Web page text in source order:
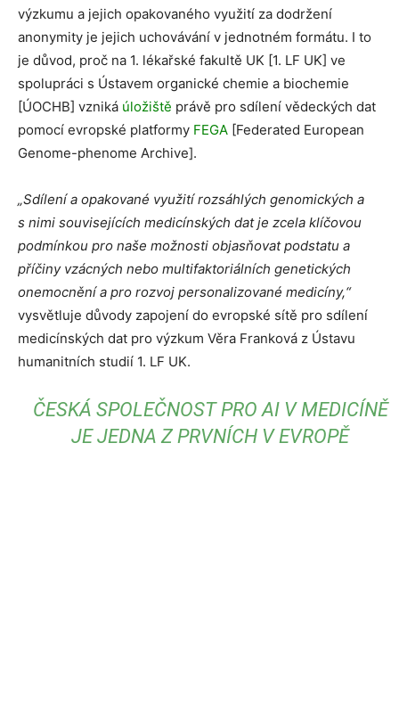
výzkumu a jejich opakovaného využití za dodržení
anonymity je jejich uchovávání v jednotném formátu. I to
je důvod, proč na 1. lékařské fakultě UK [1. LF UK] ve
spolupráci s Ústavem organické chemie a biochemie
[ÚOCHB] vzniká úložiště právě pro sdílení vědeckých dat
pomocí evropské platformy FEGA [Federated European
Genome-phenome Archive].
„Sdílení a opakované využití rozsáhlých genomických a
s nimi souvisejících medicínských dat je zcela klíčovou
podmínkou pro naše možnosti objasňovat podstatu a
příčiny vzácných nebo multifaktoriálních genetických
onemocnění a pro rozvoj personalizované medicíny,“
vysvětluje důvody zapojení do evropské sítě pro sdílení
medicínských dat pro výzkum Věra Franková z Ústavu
humanitních studií 1. LF UK.
ČESKÁ SPOLEČNOST PRO AI V MEDICÍNĚ
JE JEDNA Z PRVNÍCH V EVROPĚ